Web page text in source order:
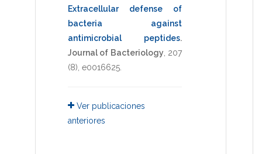
Extracellular defense of
bacteria against
antimicrobial peptides.
Journal of Bacteriology, 207
(8), e0016625.
Ver publicaciones
anteriores